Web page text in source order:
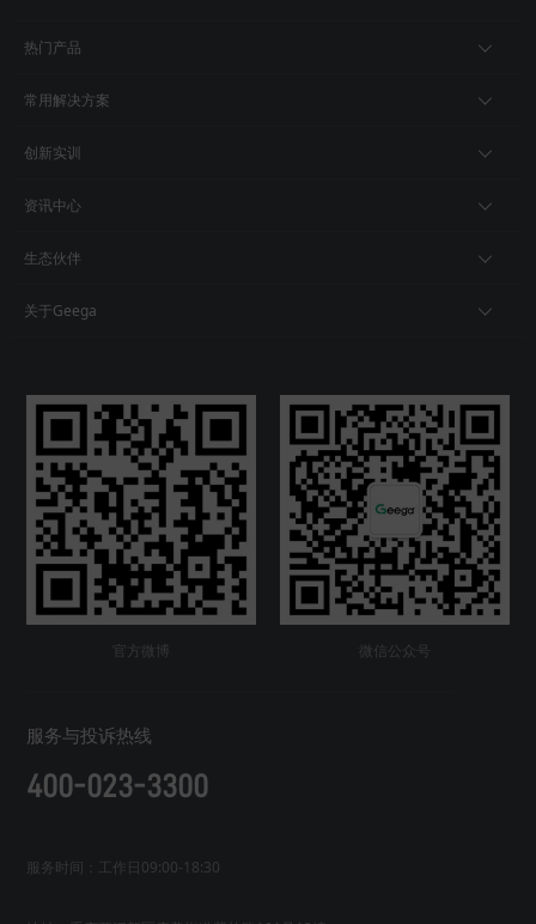
热门产品
常用解决方案
创新实训
资讯中心
生态伙伴
关于Geega
官方微博 微信公众号
服务与投诉热线
400-023-3300
服务时间：工作日09:00-18:30